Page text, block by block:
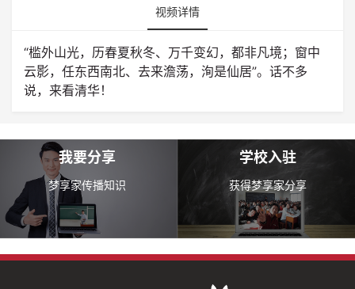
Time视频详情
“槛外山光，历春夏秋冬、万千变幻，都非凡境；窗中
云影，任东西南北、去来澹荡，洵是仙居”。话不多
说，来看清华！
我要分享
梦享家传播知识
学校入驻
获得梦享家分享